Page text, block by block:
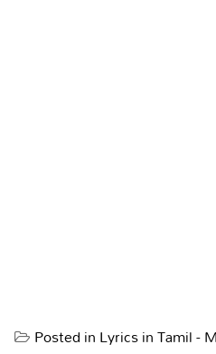
Posted inLyrics in Tamil -